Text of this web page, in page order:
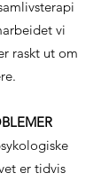
vi
raskt ut om
er tidvis